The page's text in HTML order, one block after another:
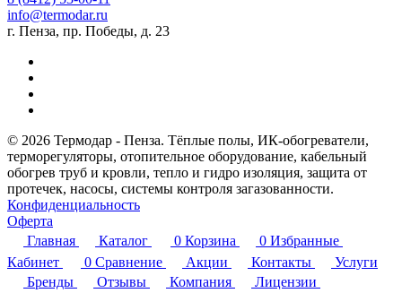
info@termodar.ru
г. Пенза, пр. Победы, д. 23
© 2026 Термодар - Пенза. Тёплые полы, ИК-обогреватели,
терморегуляторы, отопительное оборудование, кабельный
обогрев труб и кровли, тепло и гидро изоляция, защита от
протечек, насосы, системы контроля загазованности.
Конфиденциальность
Оферта
Главная
Каталог 0 Корзина 0 Избранные
Кабинет
0 Сравнение Акции Контакты
Услуги
Бренды
Отзывы Компания
Лицензии